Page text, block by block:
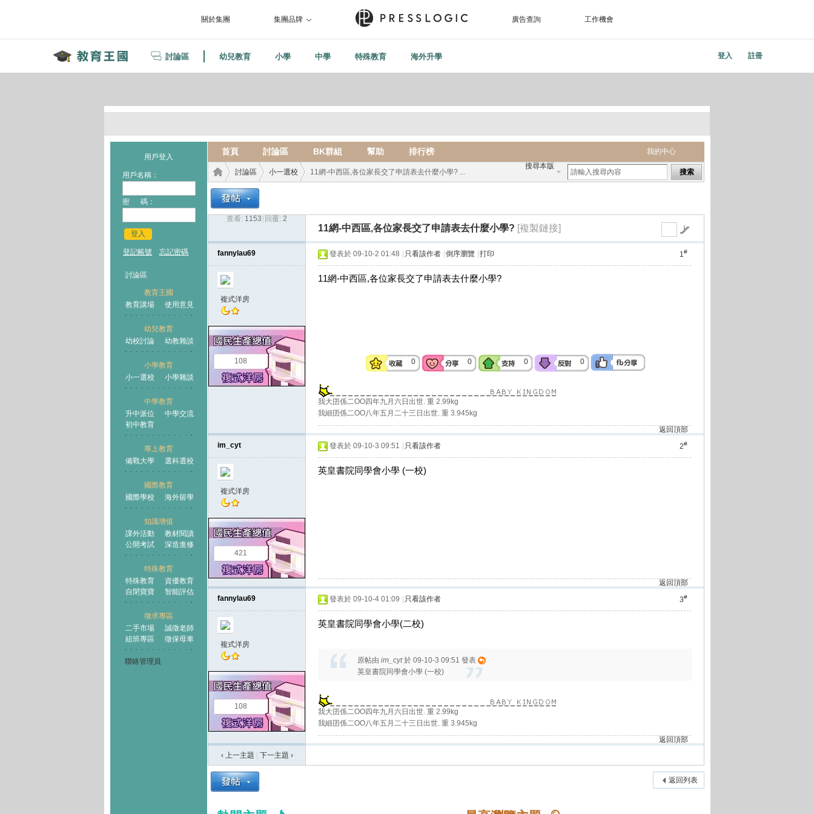
關於集團 集團品牌 廣告查詢 工作機會
討論區 幼兒教育 小學 中學 特殊教育 海外升學 登入 註冊
用戶登入
用戶名稱：
密 碼：
登入
登記帳號 忘記密碼
討論區
教育王國
教育講場
使用意見
幼兒教育
幼校討論
幼教雜談
小學教育
小一選校
小學雜談
中學教育
升中派位
中學交流
初中教育
專上教育
備戰大學
選科選校
國際教育
國際學校
海外留學
知識增值
課外活動
教材閱讀
公開考試
深造進修
特殊教育
特殊教育
資優教育
自閉寶寶
智能評估
徵求專區
二手市場
誠徵老師
組班專區
徵保母車
聯絡管理員
我的中心
首頁 討論區 BK群組 幫助 排行榜
搜尋本版
搜索
王國
討論區
›
小一選校 11網-中西區,各位家長交了申請表去什麼小學? ...
查看: 1153 回覆: 2
11網-中西區,各位家長交了申請表去什麼小學? [複製鏈接]
fannylau69
複式洋房
108
1#
發表於 09-10-2 01:48 只看該作者 倒序瀏覽 打印
11網-中西區,各位家長交了申請表去什麼小學?
0 0 0 0
我大囝係二OO四年九月六日出世. 重 2.99kg
我細囝係二OO八年五月二十三日出世. 重 3.945kg
返回頂部
im_cyt
複式洋房
421
2#
發表於 09-10-3 09:51 只看該作者
英皇書院同學會小學 (一校)
返回頂部
fannylau69
複式洋房
108
3#
發表於 09-10-4 01:09 只看該作者
英皇書院同學會小學(二校)
原帖由 im_cyt於 09-10-3 09:51 發表
英皇書院同學會小學 (一校)
我大囝係二OO四年九月六日出世. 重 2.99kg
我細囝係二OO八年五月二十三日出世. 重 3.945kg
返回頂部
‹ 上一主題
下一主題 ›
返回列表